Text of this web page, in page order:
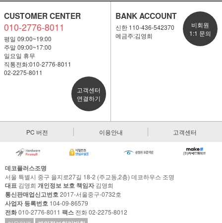
CUSTOMER CENTER
010-2776-8011
평일 09:00~19:00
주말 09:00~17:00
일요일 휴무
직통전화:010-2776-8011
02-2275-8011
고객센터
연결하기
BANK ACCOUNT
신한 110-436-542370
예금주:김영희
비회원
1:1 문의
PC 버전 이용안내 고객센터
데코플러스조명
서울 특별시 중구 을지로27길 18-2 (주교동,2층) 데코하우스 조명
대표 김영희 개인정보 보호 책임자김영희
통신판매업신고번호2017-서울중구-0732호
사업자 등록번호 104-09-86579
전화010-2776-8011 팩스 전화 02-2275-8012